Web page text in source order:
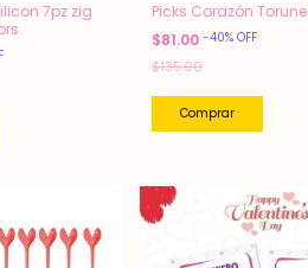
7pz zig
Picks Corazón Torune
$81.00 -40% OFF
$135.00